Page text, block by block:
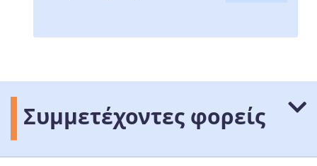
Συμμετέχοντες φορείς